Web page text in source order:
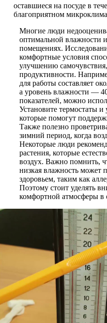
оставшиеся на посуде в
благоприятном
Многие люди
оптимальной влажности
помещениях.
комфортные условия
улучшению
продуктивности.
для работы составляет
а уровень влажности —
показателей, можно
Установите термостаты и
которые помогут
Также полезно
зимний период, когда
Некоторые люди
растения, которые
воздух. Важно помнить,
низкая влажность может
здоровьем, таким как
Поэтому стоит уделять
комфортной атмосферы в